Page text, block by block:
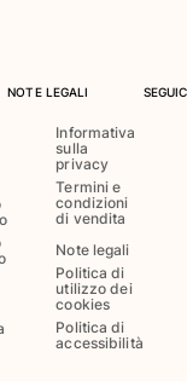
NOTE LEGALI
Informativa
sulla
privacy
Termini e
condizioni
di vendita
Note legali
Politica di
utilizzo dei
cookies
Politica di
accessibilità